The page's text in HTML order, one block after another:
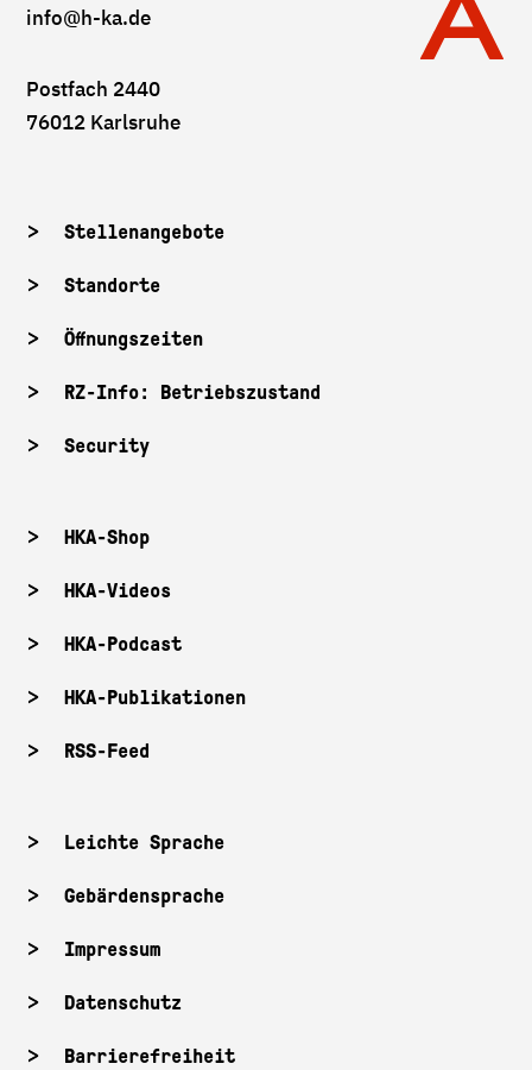
info@h-ka.de
Postfach 2440
76012 Karlsruhe
Stellenangebote
Standorte
Öffnungszeiten
RZ-Info: Betriebszustand
Security
HKA-Shop
HKA-Videos
HKA-Podcast
HKA-Publikationen
RSS-Feed
Leichte Sprache
Gebärdensprache
Impressum
Datenschutz
Barrierefreiheit